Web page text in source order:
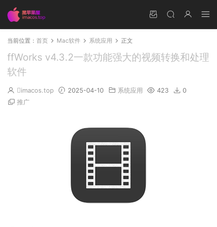
当前位置： 首页 Mac软件 系统应用 正文
ffWorks v4.3.2一款功能强大的视频转换和处理
软件
imacos.top 2025-04-10 系统应用 423
0
推广